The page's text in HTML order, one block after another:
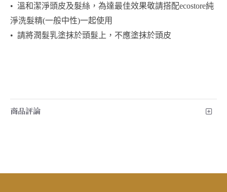
• 溫和潔淨頭皮及髮絲，為達最佳效果敬請搭配ecostore純
淨洗髮精(一般中性)一起使用
• 請將潤髮乳塗抹於頭髮上，不應塗抹於頭皮
商品評論